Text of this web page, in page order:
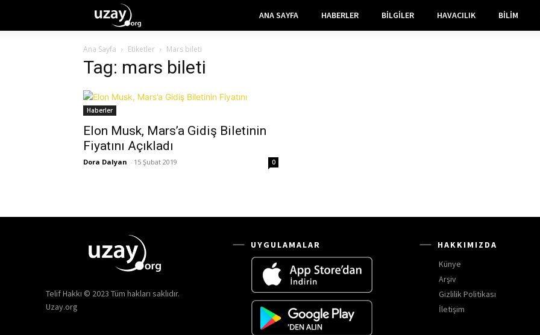
ANA SAYFA HABERLER BILGILER HAVACILIK BILIM
Ana Sayfa Etiketler Mars bileti
Tag: mars bileti
Haberler
Elon Musk, Mars’a Gidiş Biletinin
Fiyatını Açıkladı
Dora Dalyan - 15 Şubat 2019 0
Telif Hakkı © 2023 Tüm hakları saklıdır.
Uzay.org
UYGULAMALAR
HAKKIMIZDA
Künye
Arşiv
Gizlilik Politikası
İletişim